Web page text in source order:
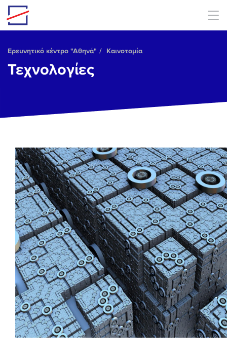
Skip to main content
Ερευνητικό κέντρο "Αθηνά" Καινοτομία
Τεχνολογίες